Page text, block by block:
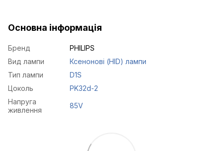
Основна інформація
Бренд
PHILIPS
Вид лампи
Ксенонові (HID) лампи
Тип лампи
D1S
Цоколь
PK32d-2
Напруга
живлення
85V